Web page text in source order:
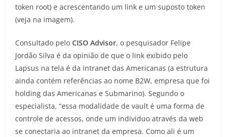
token root) e acrescentando um link e um suposto token
(veja na imagem).
Consultado pelo CISO Advisor, o pesquisador Felipe
Jordão Silva é da opinião de que o link exibido pelo
Lapsus na tela é da intranet das Americanas (a estrutura
ainda contém referências ao nome B2W, empresa que foi
holding das Americanas e Submarino). Segundo o
especialista, “essa modalidade de vault é uma forma de
controle de acessos, onde um individuo através da web
se conectaria ao intranet da empresa. Como ali é um